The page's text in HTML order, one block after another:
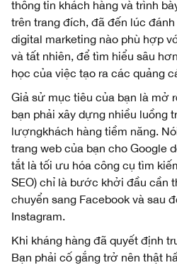
thông tin khách hàng và trình
trên trang đích, đã đến lúc
digital marketing nào phù hợp
và tất nhiên, để tìm hiểu sâu
học của việc tạo ra các quảng
Giả sử mục tiêu của bạn là mở
bạn phải xây dựng nhiều luồng
lượngkhách hàng tiềm năng.
trang web của bạn cho Google
tắt là tối ưu hóa công cụ tìm
SEO) chỉ là bước khởi đầu cần
chuyển sang Facebook và sau
Instagram.
Khi kháng hàng đã quyết định
Bạn phải cố gắng trở nên thật